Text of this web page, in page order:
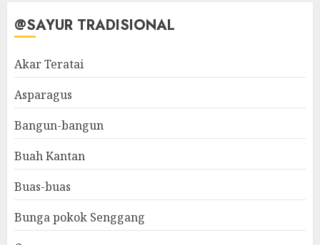
@SAYUR TRADISIONAL
Akar Teratai
Asparagus
Bangun-bangun
Buah Kantan
Buas-buas
Bunga pokok Senggang